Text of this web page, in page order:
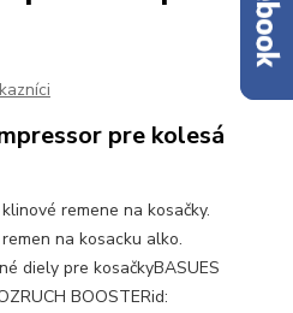
pre kolesá
remene na kosačky.
na kosacku alko.
diely pre kosačkyBASUES
BOOSTERid: